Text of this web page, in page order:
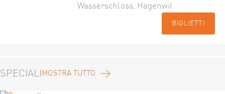
Wasserschloss, Hagenwil
BIGLIETTI
SPECIALIMOSTRA TUTTO